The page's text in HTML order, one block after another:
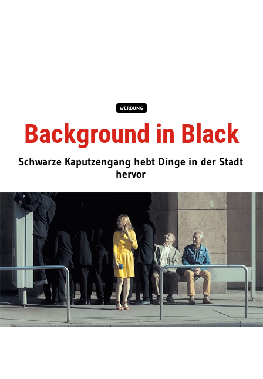
WERBUNG
Background in Black
Schwarze Kaputzengang hebt Dinge in der Stadt
hervor